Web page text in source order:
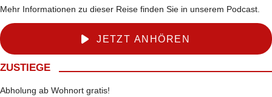
Mehr Informationen zu dieser Reise finden Sie in unserem Podcast.
JETZT ANHÖREN
ZUSTIEGE
Abholung ab Wohnort gratis!